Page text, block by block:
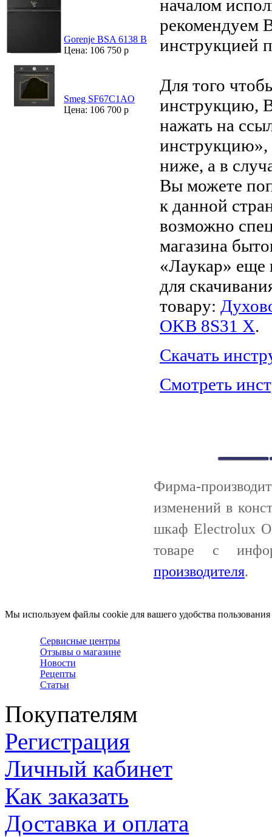
Gorenje BSA 6138 B
Цена: 106 750 р
Smeg SF67C1AO
Цена: 106 700 р
началом
рекомендуем
инструкцией
Для того
инструкцию,
нажать на
ниже, а в
Вы можете
к данной
возможно
магазина
«Лаукар» еще
для
товару:
OKB 8S31 X.
Скачать
Смотреть
Фирма-
изменений в
шкаф Electrolux
товаре с
производителя.
Мы используем файлы cookie для вашего удобства
Сервисные центры
Отзывы о магазине
Новости
Рецепты
Статьи
Покупателям
Регистрация
Личный кабинет
Как заказать
Доставка и оплата